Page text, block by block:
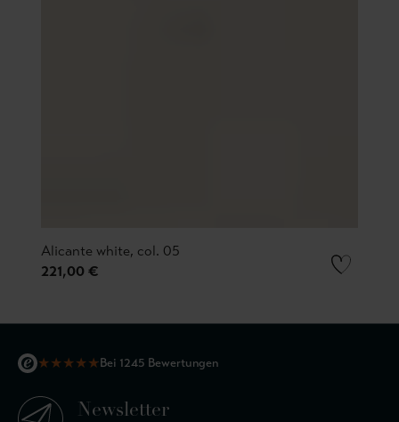
Alicante white, col. 05
221,00 €
★★★★★Bei 1245 Bewertungen
Newsletter